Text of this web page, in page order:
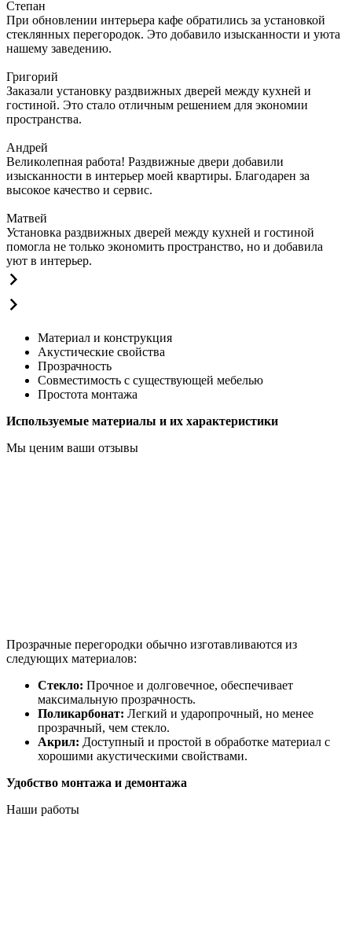
Степан
При обновлении интерьера кафе обратились за установкой
стеклянных перегородок. Это добавило изысканности и уюта
нашему заведению.
Григорий
Заказали установку раздвижных дверей между кухней и
гостиной. Это стало отличным решением для экономии
пространства.
Андрей
Великолепная работа! Раздвижные двери добавили
изысканности в интерьер моей квартиры. Благодарен за
высокое качество и сервис.
Матвей
Установка раздвижных дверей между кухней и гостиной
помогла не только экономить пространство, но и добавила
уют в интерьер.
Материал и конструкция
Акустические свойства
Прозрачность
Совместимость с существующей мебелью
Простота монтажа
Используемые материалы и их характеристики
Мы ценим ваши отзывы
Прозрачные перегородки обычно изготавливаются из
следующих материалов:
Стекло: Прочное и долговечное, обеспечивает
максимальную прозрачность.
Поликарбонат: Легкий и ударопрочный, но менее
прозрачный, чем стекло.
Акрил: Доступный и простой в обработке материал с
хорошими акустическими свойствами.
Удобство монтажа и демонтажа
Наши работы